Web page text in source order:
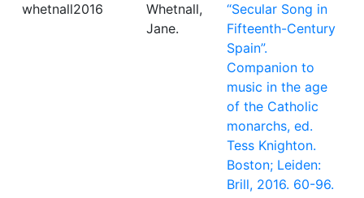
whetnall2016
Whetnall,
Jane.
“Secular Song in
Fifteenth-Century
Spain”.
Companion to
music in the age
of the Catholic
monarchs, ed.
Tess Knighton.
Boston; Leiden:
Brill, 2016. 60-96.